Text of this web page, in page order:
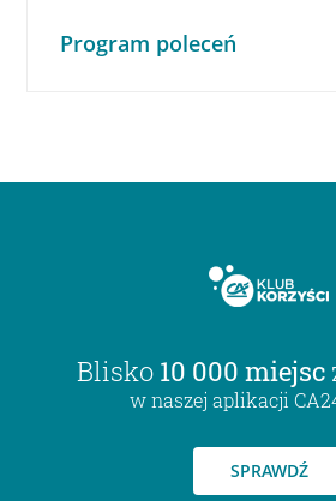
Program poleceń
Blisko 10 000 miejsc
w naszej aplikacji
SPRAWDŹ